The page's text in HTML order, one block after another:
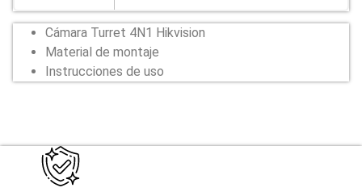
Cámara Turret 4N1 Hikvision
Material de montaje
Instrucciones de uso